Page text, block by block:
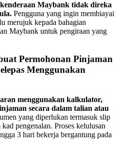
Maybank tidak direka
Pengguna yang ingin membiayai
merujuk kepada bahagian
Maybank untuk pengiraan yang
Permohonan Pinjaman
Menggunakan
menggunakan kalkulator,
secara dalam talian atau
yang diperlukan termasuk slip
pengenalan. Proses kelulusan
3 hari bekerja bergantung pada